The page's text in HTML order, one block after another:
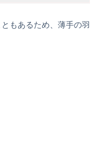
もあるため、薄手の羽